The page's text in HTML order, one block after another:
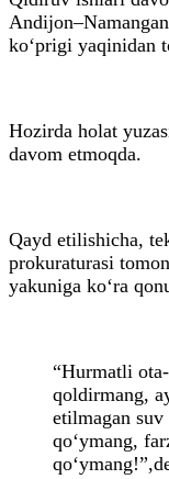
ko‘prigi yaqinidan
Hozirda holat
davom etmoqda.
Qayd etilishicha,
prokuraturasi
yakuniga ko‘ra
“Hurmatli
qoldirmang,
etilmagan
qo‘ymang,